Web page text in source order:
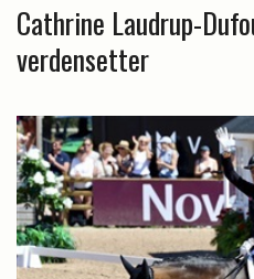
Cathrine Laudrup-
verdensetter